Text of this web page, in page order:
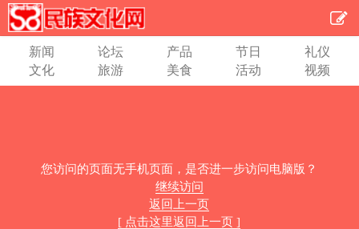
新闻 论坛 产品 节日
礼仪
文化
旅游 美食 活动 视频
您访问的页面无手机页面，是否进一步访问电脑版？
继续访问
返回上一页
[ 点击这里返回上一页 ]